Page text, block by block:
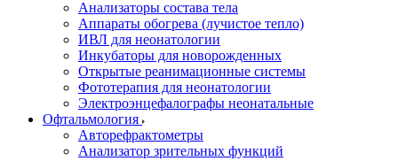
Анализаторы состава тела
Аппараты обогрева (лучистое тепло)
ИВЛ для неонатологии
Инкубаторы для новорожденных
Открытые реанимационные системы
Фототерапия для неонатологии
Электроэнцефалографы неонатальные
Офтальмология
Авторефрактометры
Анализатор зрительных функций